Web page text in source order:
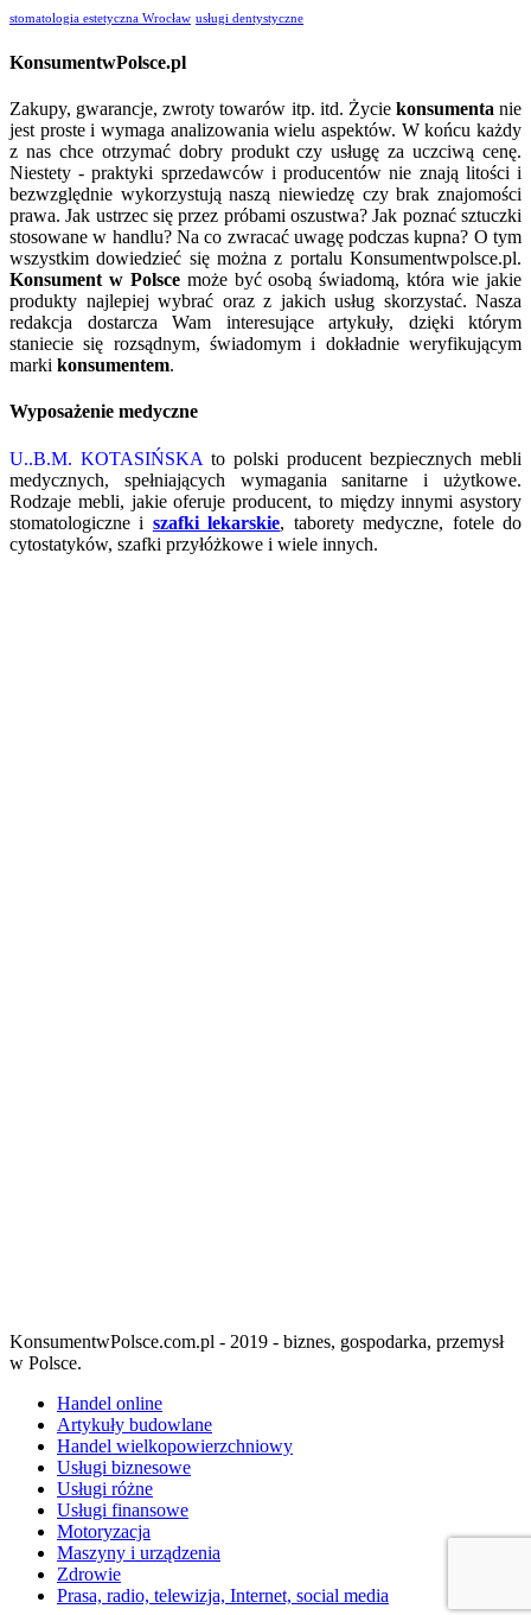
stomatologia estetyczna Wrocław usługi dentystyczne
KonsumentwPolsce.pl
Zakupy, gwarancje, zwroty towarów itp. itd. Życie konsumenta nie
jest proste i wymaga analizowania wielu aspektów. W końcu każdy
z nas chce otrzymać dobry produkt czy usługę za uczciwą cenę.
Niestety - praktyki sprzedawców i producentów nie znają litości i
bezwzględnie wykorzystują naszą niewiedzę czy brak znajomości
prawa. Jak ustrzec się przez próbami oszustwa? Jak poznać sztuczki
stosowane w handlu? Na co zwracać uwagę podczas kupna? O tym
wszystkim dowiedzieć się można z portalu Konsumentwpolsce.pl.
Konsument w Polscemoże być osobą świadomą, która wie jakie
produkty najlepiej wybrać oraz z jakich usług skorzystać. Nasza
redakcja dostarcza Wam interesujące artykuły, dzięki którym
staniecie się rozsądnym, świadomym i dokładnie weryfikującym
marki konsumentem.
Wyposażenie medyczne
U..B.M. KOTASIŃSKA to polski producent bezpiecznych mebli
medycznych, spełniających wymagania sanitarne i użytkowe.
Rodzaje mebli, jakie oferuje producent, to między innymi asystory
stomatologiczne i szafki lekarskie, taborety medyczne, fotele do
cytostatyków, szafki przyłóżkowe i wiele innych.
KonsumentwPolsce.com.pl - 2019 - biznes, gospodarka, przemysł
w Polsce.
Handel online
Artykuły budowlane
Handel wielkopowierzchniowy
Usługi biznesowe
Usługi różne
Usługi finansowe
Motoryzacja
Maszyny i urządzenia
Zdrowie
Prasa, radio, telewizja, Internet, social media